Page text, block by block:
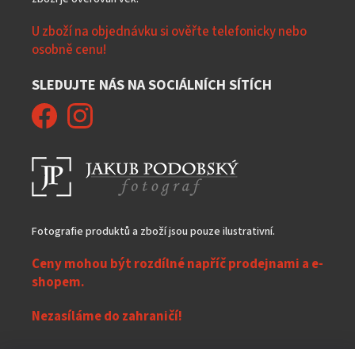
U zboží na objednávku si ověřte telefonicky nebo
osobně cenu!
SLEDUJTE NÁS NA SOCIÁLNÍCH SÍTÍCH
Fotografie produktů a zboží jsou pouze ilustrativní.
Ceny mohou být rozdílné napříč prodejnami a e-
shopem.
Nezasíláme do zahraničí!